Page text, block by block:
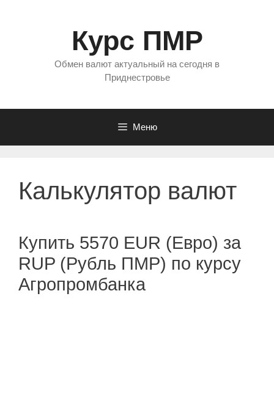
Курс ПМР
Обмен валют актуальный на сегодня в
Приднестровье
Меню
Калькулятор валют
Купить 5570 EUR (Евро) за
RUP (Рубль ПМР) по курсу
Агропромбанка